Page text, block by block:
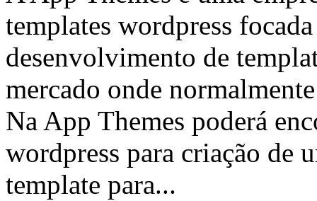
templates wordpress
desenvolvimento de
mercado onde
Na App Themes poderá
wordpress para criação de
template para...